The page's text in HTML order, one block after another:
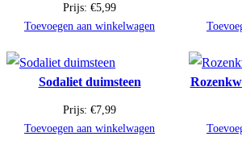
Prijs: €5,99
Toevoegen aan winkelwagen
Sodaliet duimsteen
Prijs: €7,99
Toevoegen aan winkelwagen